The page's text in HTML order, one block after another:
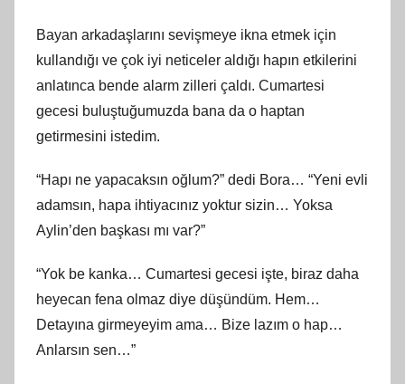
Bayan arkadaşlarını sevişmeye ikna etmek için
kullandığı ve çok iyi neticeler aldığı hapın etkilerini
anlatınca bende alarm zilleri çaldı. Cumartesi
gecesi buluştuğumuzda bana da o haptan
getirmesini istedim.
“Hapı ne yapacaksın oğlum?” dedi Bora… “Yeni evli
adamsın, hapa ihtiyacınız yoktur sizin… Yoksa
Aylin’den başkası mı var?”
“Yok be kanka… Cumartesi gecesi işte, biraz daha
heyecan fena olmaz diye düşündüm. Hem…
Detayına girmeyeyim ama… Bize lazım o hap…
Anlarsın sen…”